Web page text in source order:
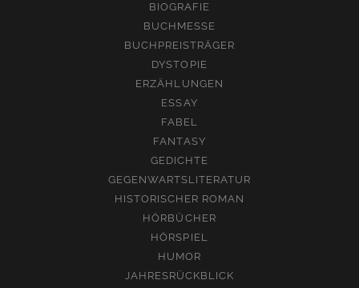
BIOGRAFIE
BUCHMESSE
BUCHPREISTRÄGER
DYSTOPIE
ERZÄHLUNGEN
ESSAY
FABEL
FANTASY
GEDICHTE
GEGENWARTSLITERATUR
HISTORISCHER ROMAN
HÖRBÜCHER
HÖRSPIEL
HUMOR
JAHRESRÜCKBLICK